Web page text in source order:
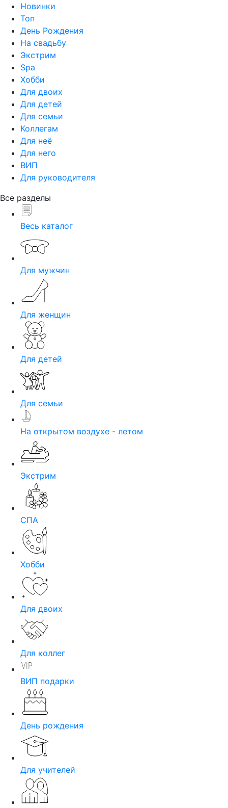
Новинки
Топ
День Рождения
На свадьбу
Экстрим
Spa
Хобби
Для двоих
Для детей
Для семьи
Коллегам
Для неё
Для него
ВИП
Для руководителя
Все разделы
Весь каталог
Для мужчин
Для женщин
Для детей
Для семьи
На открытом воздухе - летом
Экстрим
СПА
Хобби
Для двоих
Для коллег
ВИП подарки
День рождения
Для учителей